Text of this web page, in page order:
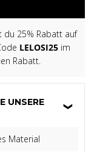
du 25% Rabatt auf
LELOSI25 im
Rabatt.
UNSERE
Material